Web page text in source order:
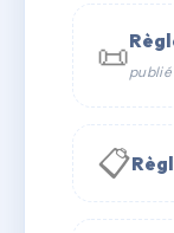
📜publié
📋